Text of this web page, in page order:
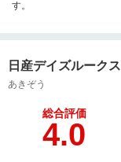
す。
日産デイズルークス
あきぞう
総合評価
4.0